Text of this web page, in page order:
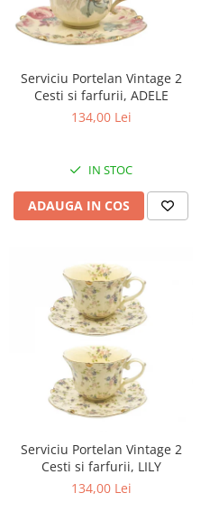
Serviciu Portelan Vintage 2
Cesti si farfurii, ADELE
134,00 Lei
IN STOC
ADAUGA IN COS
Serviciu Portelan Vintage 2
Cesti si farfurii, LILY
134,00 Lei